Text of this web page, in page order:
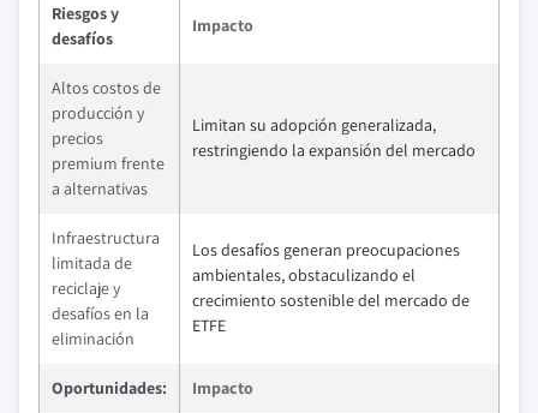
Riesgos y
desafíos
Impacto
Altos costos de
producción y
precios
premium frente
a alternativas
Limitan su adopción generalizada,
restringiendo la expansión del mercado
Infraestructura
limitada de
reciclaje y
desafíos en la
eliminación
Los desafíos generan preocupaciones
ambientales, obstaculizando el
crecimiento sostenible del mercado de
ETFE
Oportunidades: Impacto